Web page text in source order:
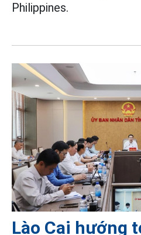
Philippines.
Lào Cai hướng